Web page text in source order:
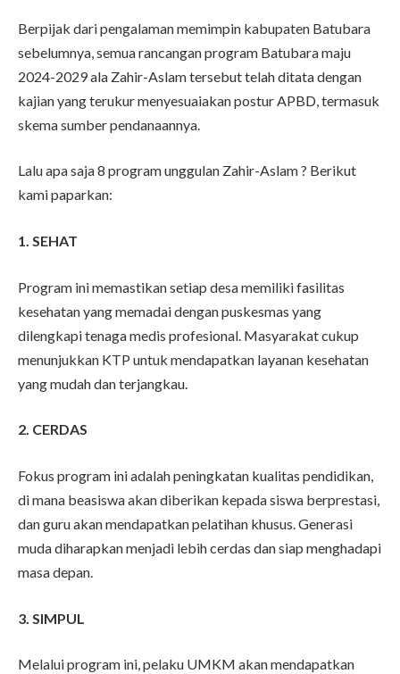
Berpijak dari pengalaman memimpin kabupaten Batubara
sebelumnya, semua rancangan program Batubara maju
2024-2029 ala Zahir-Aslam tersebut telah ditata dengan
kajian yang terukur menyesuaiakan postur APBD, termasuk
skema sumber pendanaannya.
Lalu apa saja 8 program unggulan Zahir-Aslam ? Berikut
kami paparkan:
1. SEHAT
Program ini memastikan setiap desa memiliki fasilitas
kesehatan yang memadai dengan puskesmas yang
dilengkapi tenaga medis profesional. Masyarakat cukup
menunjukkan KTP untuk mendapatkan layanan kesehatan
yang mudah dan terjangkau.
2. CERDAS
Fokus program ini adalah peningkatan kualitas pendidikan,
di mana beasiswa akan diberikan kepada siswa berprestasi,
dan guru akan mendapatkan pelatihan khusus. Generasi
muda diharapkan menjadi lebih cerdas dan siap menghadapi
masa depan.
3. SIMPUL
Melalui program ini, pelaku UMKM akan mendapatkan